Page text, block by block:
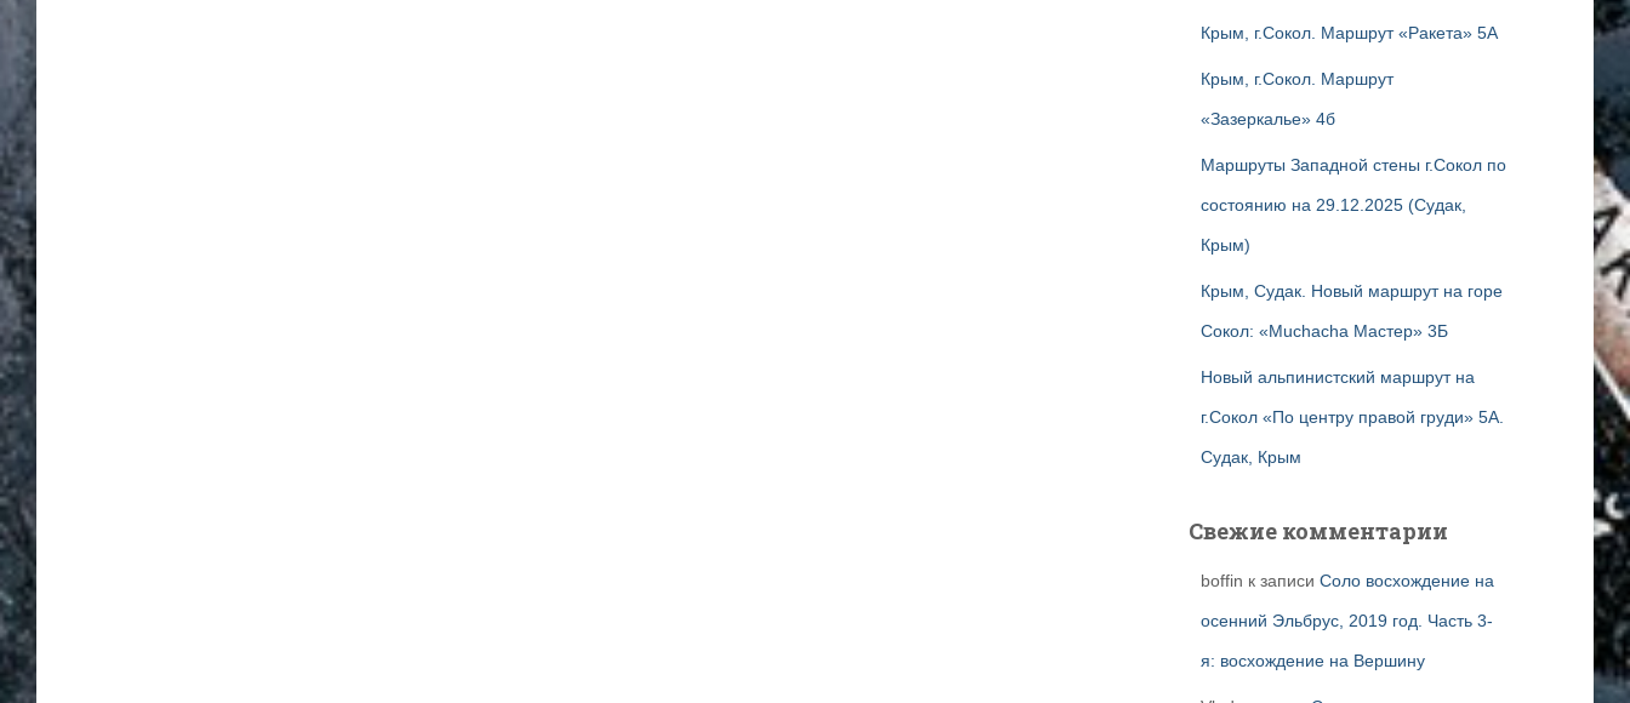
Крым, г.Сокол. Маршрут «Ракета» 5А
Крым, г.Сокол. Маршрут
«Зазеркалье» 4б
Маршруты Западной стены г.Сокол по
состоянию на 29.12.2025 (Судак,
Крым)
Крым, Судак. Новый маршрут на горе
Сокол: «Muchacha Мастер» 3Б
Новый альпинистский маршрут на
г.Сокол «По центру правой груди» 5А.
Судак, Крым
Свежие комментарии
boffin к записи Соло восхождение на
осенний Эльбрус, 2019 год. Часть 3-
я: восхождение на Вершину